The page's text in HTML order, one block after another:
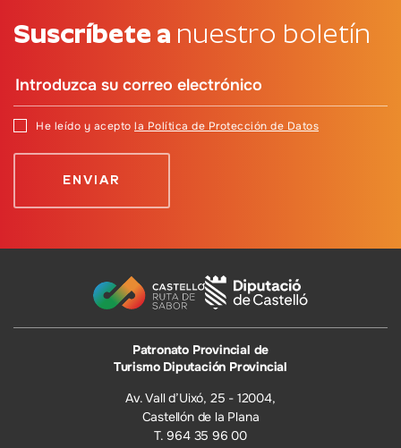
Suscríbete a nuestro boletín
He leído y acepto la Política de Protección de Datos
Patronato Provincial de
Turismo Diputación Provincial
Av. Vall d’Uixó, 25 - 12004,
Castellón de la Plana
T. 964 35 96 00